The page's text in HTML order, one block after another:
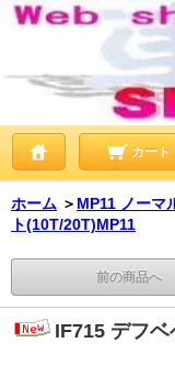
カート
ホーム ＞ MP11 ノーマ
ト(10T/20T)MP11
前の商品へ
IF715 デフ